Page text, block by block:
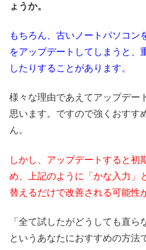
ょうか。
もちろん、古いノートパソコン
をアップデートしてしまうと、
したりすることがあります。
様々な理由であえてアップデー
思います。ですので強くおすす
ん。
しかし、アップデートすると初
め、上記のように「かな入力」
替えるだけで改善される可能性
「全て試したがどうしても直ら
というあなたにおすすめの方法